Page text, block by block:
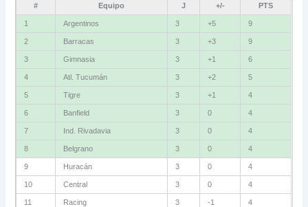
# Equipo J +/- PTS
1 Vélez 3 +4 9
2 Independiente 3 +2 6
3 Gimnasia (M) 3 +2 6
4 Instituto 3 +1 6
5 Newell's 3 0 4
6 Unión 3 -1 4
7 Boca 3 -2 4
8 Defensa 3 -2 4
9 Talleres 3 +1 3
10 Riestra 3 +1 3
11 Estudiantes 3 0 3